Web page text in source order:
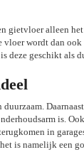
alleen
wordt dan
deze geschikt als
is.
in
is namelijk een